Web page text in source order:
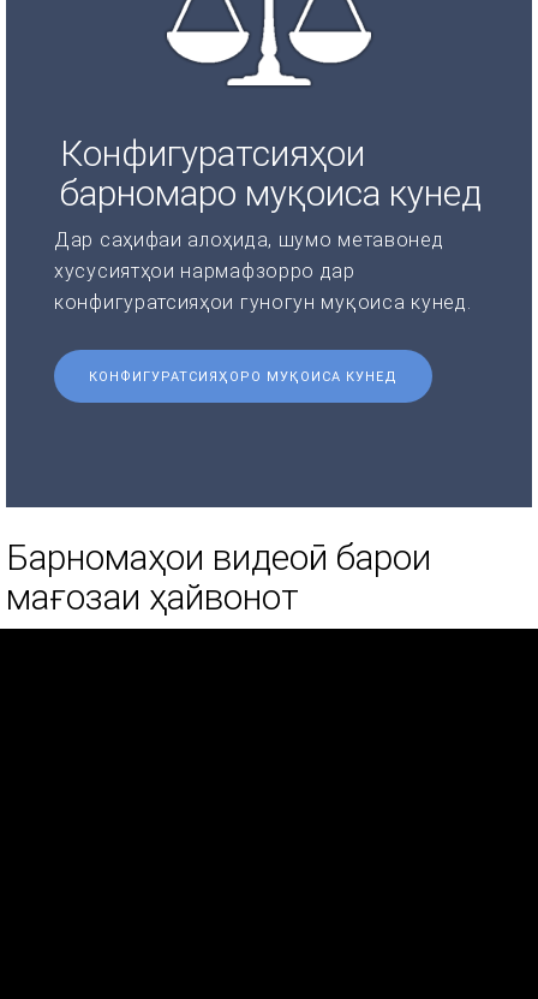
Конфигуратсияҳои
барномаро муқоиса кунед
Дар саҳифаи алоҳида, шумо метавонед
хусусиятҳои нармафзорро дар
конфигуратсияҳои гуногун муқоиса кунед.
КОНФИГУРАТСИЯҲОРО МУҚОИСА КУНЕД
Барномаҳои видеоӣ барои
мағозаи ҳайвонот